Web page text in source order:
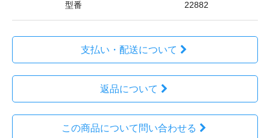
型番 22882
支払い・配送について
返品について
この商品について問い合わせる